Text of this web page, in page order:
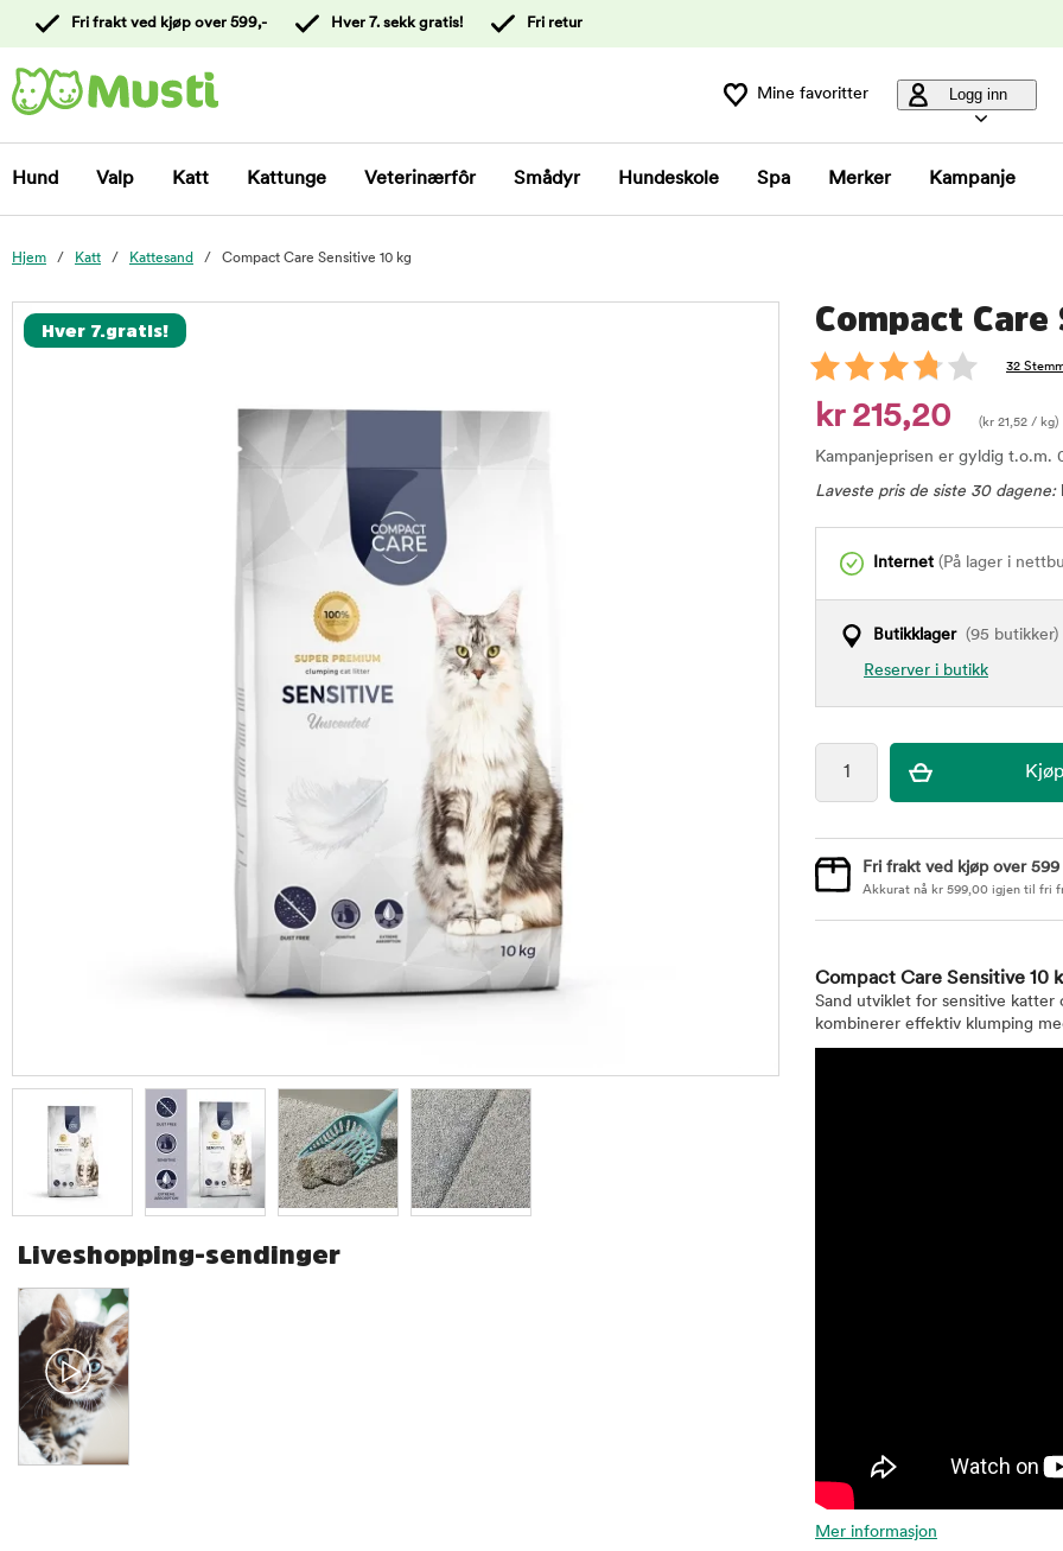
kundeservice
Fri frakt ved kjøp over 599,- Hver 7. sekk gratis! Fri retur
Mine favoritter Logg inn
Hund Valp Katt Kattunge Veterinærfôr Smådyr Hundeskole Spa Merker Kampanje
Hjem Katt Kattesand Compact Care Sensitive 10 kg
Compact
32
Hver 7.gratis!
Liveshopping-sendinger
kr 215,20 ( kr 21,52 / kg)
Kampanjeprisen er gyldig t.o.m.
Laveste pris de siste 30 dagene:
Internet (På lager i
Butikklager(95 butikker)
Reserver i butikk
foo
Fri frakt ved kjøp over 599
Akkurat nå kr 599,00 igjen til fri
Compact Care Sensitive 10
Sand utviklet for sensitive
kombinerer effektiv klumping
Mer informasjon